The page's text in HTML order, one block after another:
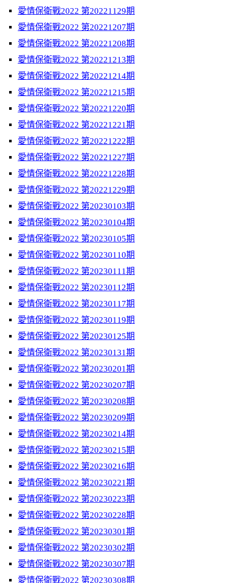
愛情保衛戰2022 第20221129期
愛情保衛戰2022 第20221207期
愛情保衛戰2022 第20221208期
愛情保衛戰2022 第20221213期
愛情保衛戰2022 第20221214期
愛情保衛戰2022 第20221215期
愛情保衛戰2022 第20221220期
愛情保衛戰2022 第20221221期
愛情保衛戰2022 第20221222期
愛情保衛戰2022 第20221227期
愛情保衛戰2022 第20221228期
愛情保衛戰2022 第20221229期
愛情保衛戰2022 第20230103期
愛情保衛戰2022 第20230104期
愛情保衛戰2022 第20230105期
愛情保衛戰2022 第20230110期
愛情保衛戰2022 第20230111期
愛情保衛戰2022 第20230112期
愛情保衛戰2022 第20230117期
愛情保衛戰2022 第20230119期
愛情保衛戰2022 第20230125期
愛情保衛戰2022 第20230131期
愛情保衛戰2022 第20230201期
愛情保衛戰2022 第20230207期
愛情保衛戰2022 第20230208期
愛情保衛戰2022 第20230209期
愛情保衛戰2022 第20230214期
愛情保衛戰2022 第20230215期
愛情保衛戰2022 第20230216期
愛情保衛戰2022 第20230221期
愛情保衛戰2022 第20230223期
愛情保衛戰2022 第20230228期
愛情保衛戰2022 第20230301期
愛情保衛戰2022 第20230302期
愛情保衛戰2022 第20230307期
愛情保衛戰2022 第20230308期